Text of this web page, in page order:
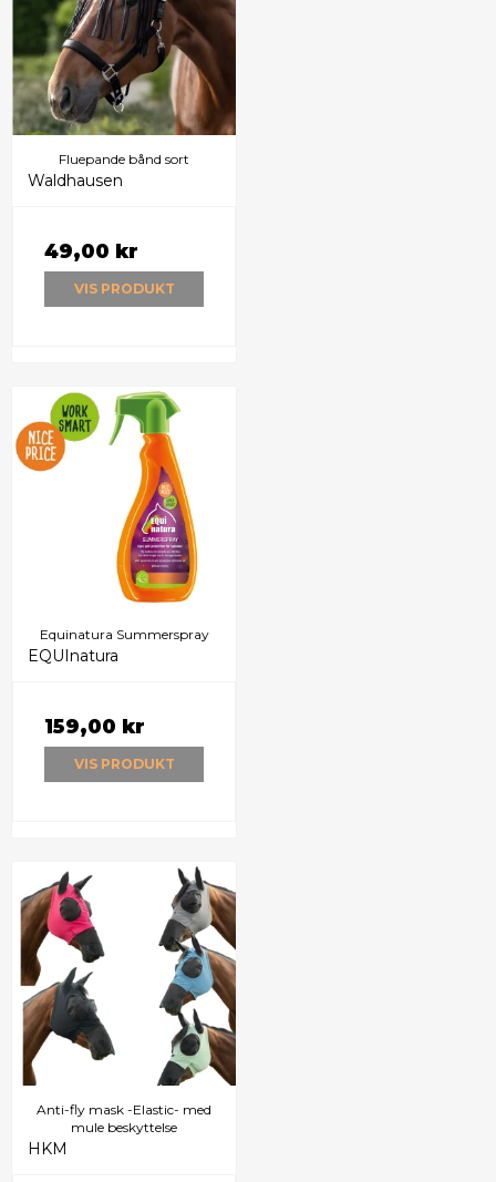
Fluepande bånd sort
Waldhausen
49,00 kr
VIS PRODUKT
Equinatura Summerspray
EQUInatura
159,00 kr
VIS PRODUKT
Anti-fly mask -Elastic- med
mule beskyttelse
HKM